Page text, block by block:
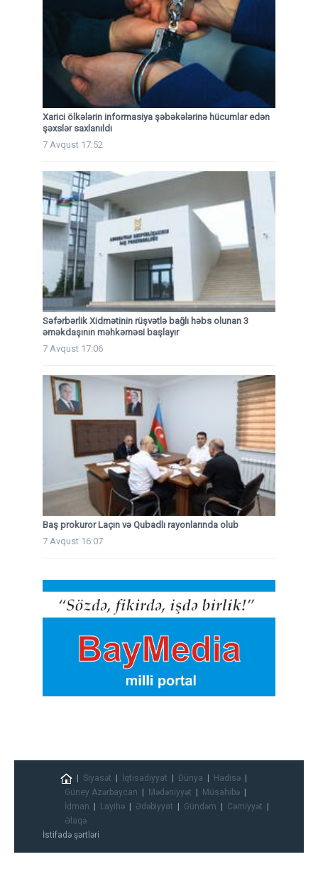
Xarici ölkələrin informasiya şəbəkələrinə hücumlar edən
şəxslər saxlanıldı
7 Avqust 17:52
Səfərbərlik Xidmətinin rüşvətlə bağlı həbs olunan 3
əməkdaşının məhkəməsi başlayır
7 Avqust 17:06
Baş prokuror Laçın və Qubadlı rayonlarında olub
7 Avqust 16:07
Siyasət İqtisadiyyat Dünya
Hadisə
Güney Azərbaycan
Mədəniyyət
Müsahibə
İdman
Layihə Ədəbiyyat Gündəm
Cəmiyyət
Əlaqə
İstifadə şərtləri